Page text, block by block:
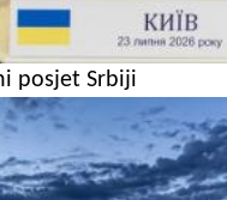
posjet Srbiji